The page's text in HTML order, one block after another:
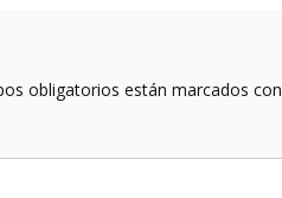
obligatorios están marcados con